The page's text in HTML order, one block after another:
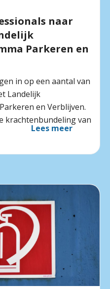
naar
Parkeren en
in op een aantal van
Landelijk
en Verblijven.
krachtenbundeling van
Lees meer